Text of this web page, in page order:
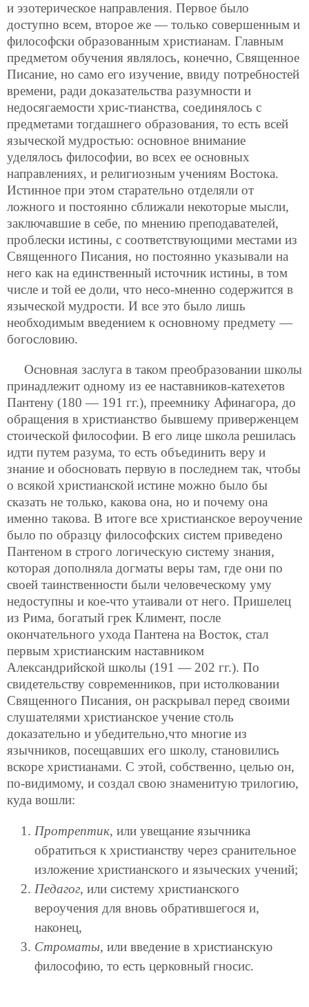
и эзотерическое направления. Первое было
доступно всем, второе же — только совершенным и
философски образованным христианам. Главным
предметом обучения являлось, конечно, Священное
Писание, но само его изучение, ввиду потребностей
времени, ради доказательства разумности и
недосягаемости хрис-тианства, соединялось с
предметами тогдашнего образования, то есть всей
языческой мудростью: основное внимание
уделялось философии, во всех ее основных
направлениях, и религиозным учениям Востока.
Истинное при этом старательно отделяли от
ложного и постоянно сближали некоторые мысли,
заключавшие в себе, по мнению преподавателей,
проблески истины, c соответствующими местами из
Священного Писания, но постоянно указывали на
него как на единственный источник истины, в том
числе и той ее доли, что несо-мненно содержится в
языческой мудрости. И все это было лишь
необходимым введением к основному предмету —
богословию.
Основная заслуга в таком преобразовании школы
принадлежит одному из ее наставников-катехетов
Пантену (180 — 191 гг.), преемнику Афинагора, до
обращения в христианство бывшему приверженцем
стоической философии. В его лице школа решилась
идти путем разума, то есть объединить веру и
знание и обосновать первую в последнем так, чтобы
о всякой христианской истине можно было бы
сказать не только, какова она, но и почему она
именно такова. В итоге все христианское вероучение
было по образцу философских систем приведено
Пантеном в строго логическую систему знания,
которая дополняла догматы веры там, где они по
своей таинственности были человеческому уму
недоступны и кое-что утаивали от него. Пришелец
из Рима, богатый грек Климент, после
окончательного ухода Пантена на Восток, cтал
первым христианским наставником
Александрийской школы (191 — 202 гг.). По
свидетельству современников, при истолковании
Священного Писания, он раскрывал перед своими
слушателями христианское учение столь
доказательно и убедительно,что многие из
язычников, посещавших его школу, становились
вскоре христианами. С этой, собственно, целью он,
по-видимому, и создал свою знаменитую трилогию,
куда вошли:
Протрептик, или увещание язычника
обратиться к христианству через сранительное
изложение христианского и языческих учений;
Педагог, или систему христианского
вероучения для вновь обратившегося и,
наконец,
Строматы, или введение в христианскую
философию, то есть церковный гносис.